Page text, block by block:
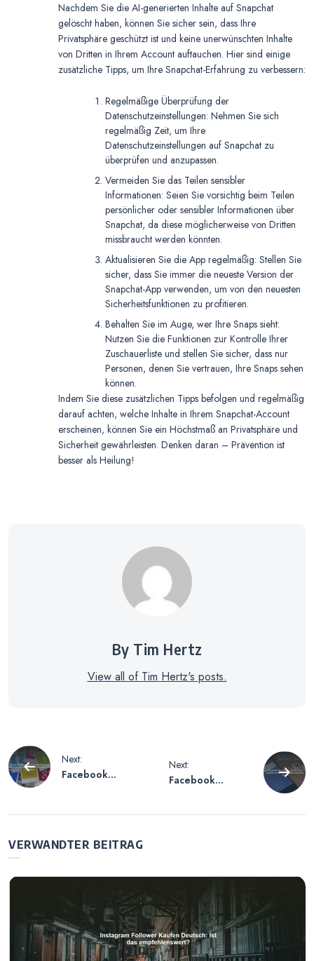
Nachdem Sie die AI-generierten Inhalte auf Snapchat
gelöscht haben, können Sie sicher sein, dass Ihre
Privatsphäre geschützt ist und keine unerwünschten Inhalte
von Dritten in Ihrem Account auftauchen. Hier sind einige
zusätzliche Tipps, um Ihre Snapchat-Erfahrung zu verbessern:
Regelmäßige Überprüfung der
Datenschutzeinstellungen: Nehmen Sie sich
regelmäßig Zeit, um Ihre
Datenschutzeinstellungen auf Snapchat zu
überprüfen und anzupassen.
Vermeiden Sie das Teilen sensibler
Informationen: Seien Sie vorsichtig beim Teilen
persönlicher oder sensibler Informationen über
Snapchat, da diese möglicherweise von Dritten
missbraucht werden könnten.
Aktualisieren Sie die App regelmäßig: Stellen Sie
sicher, dass Sie immer die neueste Version der
Snapchat-App verwenden, um von den neuesten
Sicherheitsfunktionen zu profitieren.
Behalten Sie im Auge, wer Ihre Snaps sieht:
Nutzen Sie die Funktionen zur Kontrolle Ihrer
Zuschauerliste und stellen Sie sicher, dass nur
Personen, denen Sie vertrauen, Ihre Snaps sehen
können.
Indem Sie diese zusätzlichen Tipps befolgen und regelmäßig
darauf achten, welche Inhalte in Ihrem Snapchat-Account
erscheinen, können Sie ein Höchstmaß an Privatsphäre und
Sicherheit gewährleisten. Denken daran – Prävention ist
besser als Heilung!
By Tim Hertz
View all of Tim Hertz's posts.
Beitragsnavigation
Next:
Facebook
Ursachen und
Next:
Facebook
VERWANDTER BEITRAG